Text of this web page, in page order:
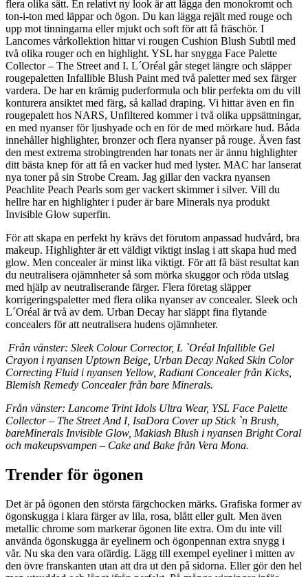
flera olika sätt. En relativt ny look är att lägga den monokromt och
ton-i-ton med läppar och ögon. Du kan lägga rejält med rouge och
upp mot tinningarna eller mjukt och soft för att få fräschör. I
Lancomes vårkollektion hittar vi rougen Cushion Blush Subtil med
två olika rouger och en highlight. YSL har snygga Face Palette
Collector – The Street and I. L´Oréal går steget längre och släpper
rougepaletten Infallible Blush Paint med två paletter med sex färger
vardera. De har en krämig puderformula och blir perfekta om du vill
konturera ansiktet med färg, så kallad draping. Vi hittar även en fin
rougepalett hos NARS, Unfiltered kommer i två olika uppsättningar,
en med nyanser för ljushyade och en för de med mörkare hud. Båda
innehåller highlighter, bronzer och flera nyanser på rouge. Även fast
den mest extrema strobingtrenden har tonats ner är ännu highlighter
ditt bästa knep för att få en vacker hud med lyster. MAC har lanserat
nya toner på sin Strobe Cream. Jag gillar den vackra nyansen
Peachlite Peach Pearls som ger vackert skimmer i silver. Vill du
hellre har en highlighter i puder är bare Minerals nya produkt
Invisible Glow superfin.
För att skapa en perfekt hy krävs det förutom anpassad hudvård, bra
makeup. Highlighter är ett väldigt viktigt inslag i att skapa hud med
glow. Men concealer är minst lika viktigt. För att få bäst resultat kan
du neutralisera ojämnheter så som mörka skuggor och röda utslag
med hjälp av neutraliserande färger. Flera företag släpper
korrigeringspaletter med flera olika nyanser av concealer. Sleek och
L´Oréal är två av dem. Urban Decay har släppt fina flytande
concealers för att neutralisera hudens ojämnheter.
Från vänster: Sleek Colour Corrector, L `Oréal Infallible Gel
Crayon i nyansen Uptown Beige, Urban Decay Naked Skin Color
Correcting Fluid i nyansen Yellow, Radiant Concealer från Kicks,
Blemish Remedy Concealer från bare Minerals.
Från vänster: Lancome Trint Idols Ultra Wear, YSL Face Palette
Collector – The Street And I, IsaDora Cover up Stick `n Brush,
bareMinerals Invisible Glow, Makiash Blush i nyansen Bright Coral
och makeupsvampen – Cake and Bake från Vera Mona.
Trender för ögonen
Det är på ögonen den största färgchocken märks. Grafiska former av
ögonskugga i klara färger av lila, rosa, blått eller gult. Men även
metallic chrome som markerar ögonen lite extra. Om du inte vill
använda ögonskugga är eyelinern och ögonpennan extra snygg i
vår. Nu ska den vara ofärdig. Lägg till exempel eyeliner i mitten av
den övre franskanten utan att dra ut den på sidorna. Eller gör den hel